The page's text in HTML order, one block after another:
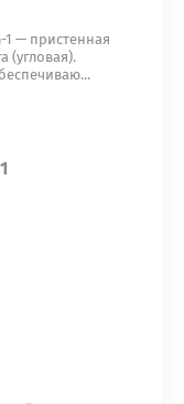
1 — пристенная
(угловая).